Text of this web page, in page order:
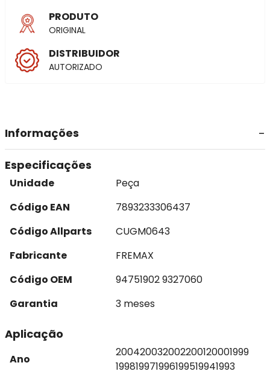
PRODUTO
ORIGINAL
DISTRIBUIDOR
AUTORIZADO
Informações
Especificações
Unidade
Peça
Código EAN
7893233306437
Código Allparts
CUGM0643
Fabricante
FREMAX
Código OEM
94751902 9327060
Garantia
3 meses
Aplicação
Ano
200420032002200120001999
199819971996199519941993